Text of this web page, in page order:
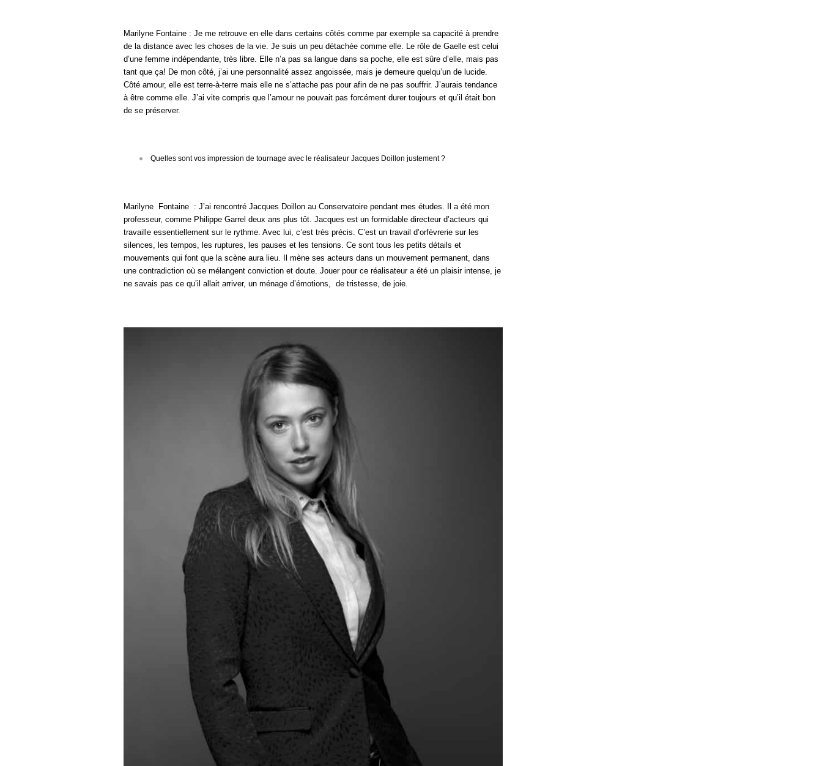
Marilyne Fontaine : Je me retrouve en elle dans certains côtés comme par exemple sa capacité à prendre
de la distance avec les choses de la vie. Je suis un peu détachée comme elle. Le rôle de Gaelle est celui
d’une femme indépendante, très libre. Elle n’a pas sa langue dans sa poche, elle est sûre d’elle, mais pas
tant que ça! De mon côté, j’ai une personnalité assez angoissée, mais je demeure quelqu’un de lucide.
Côté amour, elle est terre-à-terre mais elle ne s’attache pas pour afin de ne pas souffrir. J’aurais tendance
à être comme elle. J’ai vite compris que l’amour ne pouvait pas forcément durer toujours et qu’il était bon
de se préserver.
Quelles sont vos impression de tournage avec le réalisateur Jacques Doillon justement ?
Marilyne Fontaine : J’ai rencontré Jacques Doillon au Conservatoire pendant mes études. Il a été mon
professeur, comme Philippe Garrel deux ans plus tôt. Jacques est un formidable directeur d’acteurs qui
travaille essentiellement sur le rythme. Avec lui, c’est très précis. C’est un travail d’orfèvrerie sur les
silences, les tempos, les ruptures, les pauses et les tensions. Ce sont tous les petits détails et
mouvements qui font que la scène aura lieu. Il mène ses acteurs dans un mouvement permanent, dans
une contradiction où se mélangent conviction et doute. Jouer pour ce réalisateur a été un plaisir intense, je
ne savais pas ce qu’il allait arriver, un ménage d’émotions, de tristesse, de joie.